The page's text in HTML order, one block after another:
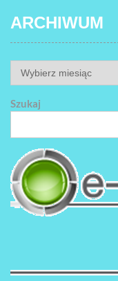
ARCHIWUM
ARCHIWUM
Szukaj